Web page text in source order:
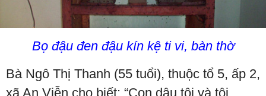
Bọ đậu đen đậu kín kệ ti vi, bàn thờ
Bà Ngô Thị Thanh (55 tuổi), thuộc tổ 5, ấp 2,
xã An Viễn cho biết: “Con dâu tôi và tôi